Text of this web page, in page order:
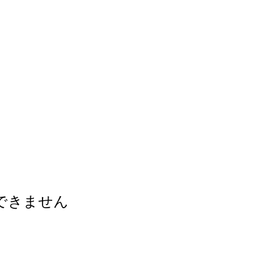
きません